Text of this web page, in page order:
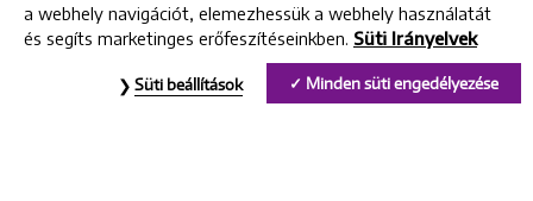
Uniklinik Fogászati és Implantációs Központ
a webhely navigációt, elemezhessük a webhely használatát
és segíts marketinges erőfeszítéseinkben. Süti Irányelvek
Minden süti engedélyezése
Süti beállítások